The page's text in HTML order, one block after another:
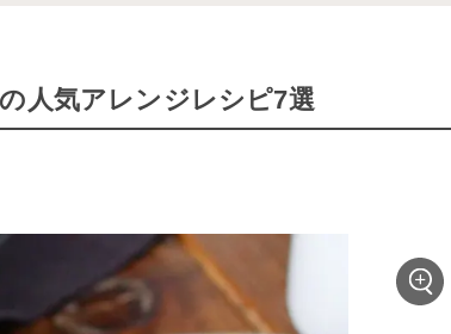
人気アレンジレシピ7選